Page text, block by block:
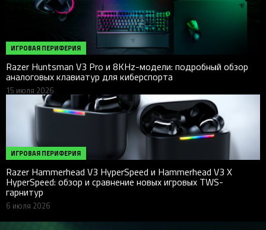
ИГРОВАЯ ПЕРИФЕРИЯ
Razer Huntsman V3 Pro и 8KHz-модели: подробный обзор
аналоговых клавиатур для киберспорта
15 июля 2026
ИГРОВАЯ ПЕРИФЕРИЯ
Razer Hammerhead V3 HyperSpeed и Hammerhead V3 X
HyperSpeed: обзор и сравнение новых игровых TWS-
гарнитур
6 июля 2026